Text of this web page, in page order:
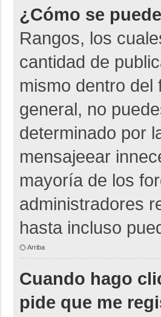
¿Cómo se
Rangos, los
cantidad de
mismo dentro
general, no
determinado por
mensajeear
mayoría de los
administradores
hasta incluso
Arriba
Cuando hago
pide que me